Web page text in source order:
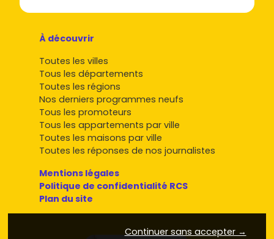
À découvrir
Toutes les villes
Tous les départements
Toutes les régions
Nos derniers programmes neufs
Tous les promoteurs
Tous les appartements par ville
Toutes les maisons par ville
Toutes les réponses de nos journalistes
Mentions légales
Politique de confidentialité RCS
Plan du site
Continuer sans accepter →